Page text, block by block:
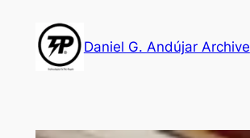
content
Daniel G. Andújar Archive